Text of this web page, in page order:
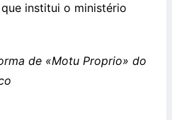
institui o ministério
de «Motu Proprio» do